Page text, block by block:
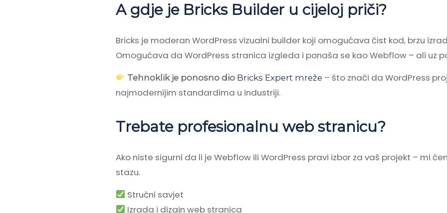
A gdje je Bricks Builder u cijeloj priči?
Bricks je moderan WordPress vizualni builder koji omogućava čist kod, brzu
Omogućava da WordPress stranica izgleda i ponaša se kao Webflow – ali uz
Tehnoklik je ponosno dio Bricks Expert mreže – što znači da WordPress
najmodernijim standardima u industriji.
Trebate profesionalnu web stranicu?
Ako niste sigurni da li je Webflow ili WordPress pravi izbor za vaš projekt – mi
stazu.
Stručni savjet
Izrada i dizajn web stranica